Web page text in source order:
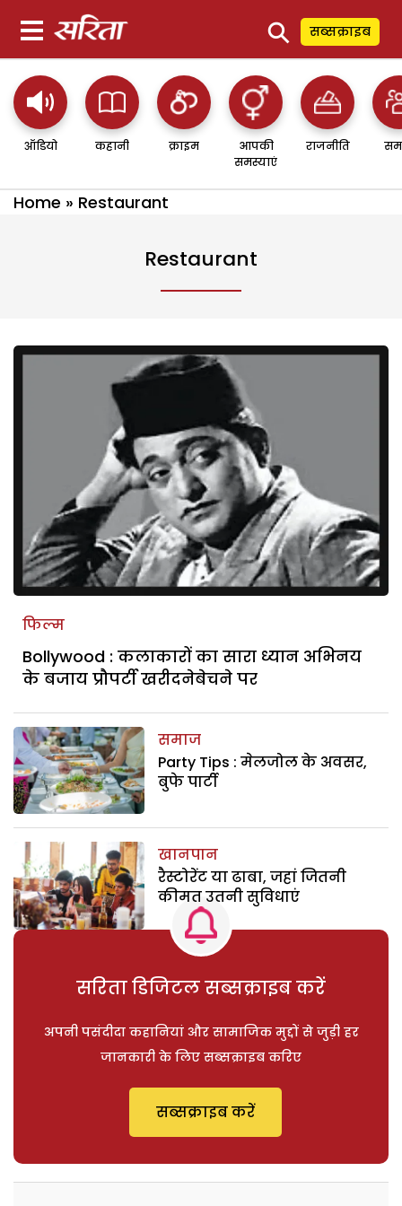
⚲ सब्सक्राइब
ऑडियो कहानी क्राइम
आपकी
समस्याएं
राजनीति
Home » Restaurant
Restaurant
फिल्म
Bollywood : कलाकारों का सारा ध्यान अभिनय
के बजाय प्रौपर्टी खरीदनेबेचने पर
समाज
Party Tips : मेलजोल के अवसर,
बुफे पार्टी
खानपान
रैस्टोरेंट या ढाबा, जहां जितनी
कीमत उतनी सुविधाएं
सरिता डिजिटल सब्सक्राइब करें
अपनी पसंदीदा कहानियां और सामाजिक मुद्दों से जुड़ी हर
जानकारी के लिए सब्सक्राइब करिए
सब्सक्राइब करें